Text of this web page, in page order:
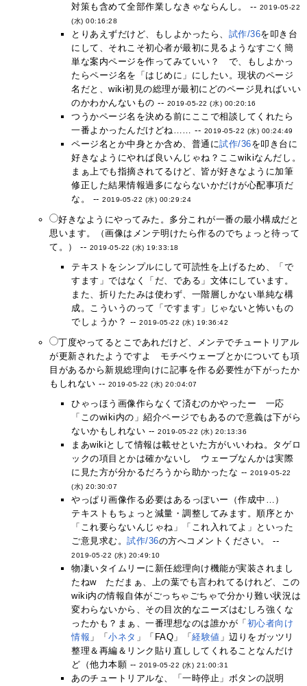
対策も含めて全部作業しなきゃならんし。 -- 2019-05-22
(水) 00:16:28
とりあえずだけど、もしよかったら、 試作/36を叩き台
にして、それこそ初心者が最初に見るようなすごく簡
単な案内ページを作ってみていい？ で、もしよかっ
たらページ名を「はじめに」にしたい。現状のページ
名だと、wiki初見の総理が最初にどのページ見ればいい
のかわかんないもの -- 2019-05-22 (水) 00:20:16
つうかページ名を決める前にここで相談してくれたら
一番よかったんだけどね…… -- 2019-05-22 (水) 00:24:49
ページ名とか中身とか含め、普通に試作/36を叩き台に
好きなようにやれば良いんじゃね？ここwikiなんだし。
まぁ上でも指摘されてるけど、皆が好きなように加筆
修正した結果情報過多にならないかだけが心配事項だ
な。 --2019-05-22 (水) 00:29:24
好きなようにやってみた。多分これが一番の最小構成だと
思います。（画像はメンテ明けたら作るのでちょっと待って
て。） -- 2019-05-22 (水) 19:33:18
テキストをシンプルにして可読性を上げるため、「で
すます」ではなく「だ、である」文体にしています。
また、折りたたみは使わず、一階層しかない単純な構
成。こういうのって「ですます」じゃないと怖いもの
でしょうか？ --2019-05-22 (水) 19:36:42
丁度やってるとこであれだけど、メンテでチュートリアル
が更新されたようですよ モチベウェーブとかについても項
目があるから新規総理向けに記事を作る必要性が下がったか
もしれない -- 2019-05-22 (水) 20:04:07
ひゃっほう画像作らなくて済むのかやったー 一応
「このwiki内の」紹介ページでもあるので意義は下がら
ないかもしれない --2019-05-22 (水) 20:13:36
まあwikiとして情報は載せといた方がいいわね。タゲロ
ックの項目とかは確かないし ウェーブなんかは実際
に見た方が分かるだろうから助かったな --2019-05-22
(水) 20:30:07
やっぱり画像作る必要はあるっぽいー（作成中…）
テキストもちょっと減量・調整してみます。順序とか
「これ要らないんじゃね」「これ入れてよ」といった
ご意見求む。試作/36の方へコメントください。 --
2019-05-22 (水) 20:49:10
物凄いタイムリーに新任総理向け機能が実装されまし
たねw ただまぁ、上の葉でも言われてるけれど、この
wiki内の情報自体がごっちゃごちゃで分かり難い状況は
変わらないから、その目次的なニーズはむしろ強くな
ったかも？まぁ、一番理想なのは誰かが「 初心者向け
情報 」「小ネタ 」「FAQ」「経験値 」辺りをガッツリ
整理＆再編＆リンク貼り直ししてくれることなんだけ
ど（他力本願 --2019-05-22 (水) 21:00:31
あのチュートリアルな、「一時停止」ボタンの説明